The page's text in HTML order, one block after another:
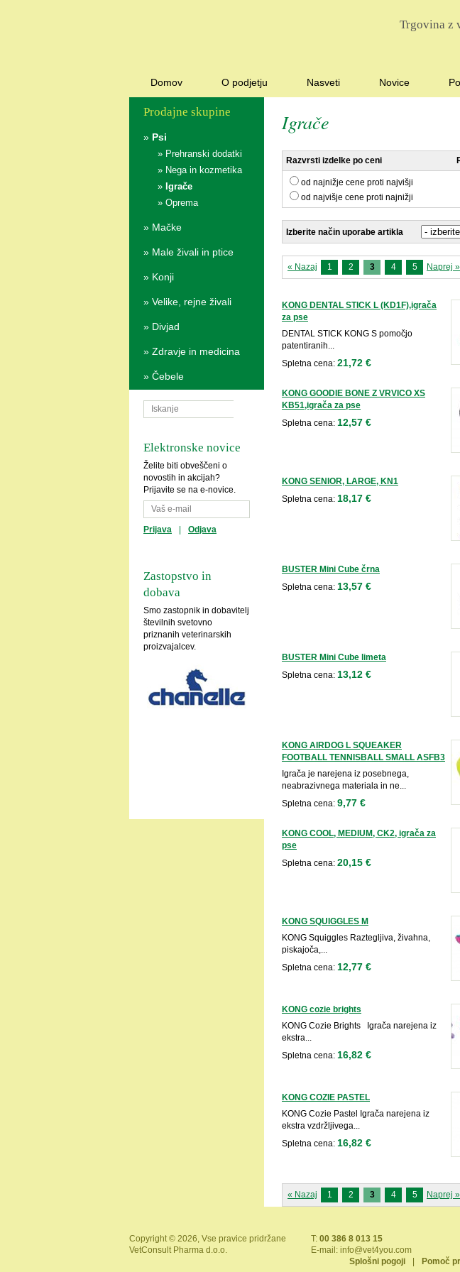
Trgovina z
Domov O podjetju Nasveti Novice
Prodajne skupine
» Psi
» Prehranski dodatki
» Nega in kozmetika
» Igrače
» Oprema
» Mačke
» Male živali in ptice
» Konji
» Velike, rejne živali
» Divjad
» Zdravje in medicina
» Čebele
Elektronske novice
Želite biti obveščeni o
novostih in akcijah?
Prijavite se na e-novice.
Prijava Odjava
Zastopstvo in
dobava
Smo zastopnik in dobavitelj
številnih svetovno
priznanih veterinarskih
proizvajalcev.
Igrače
Razvrsti izdelke po ceni
od najnižje cene proti najvišji
od najvišje cene proti najnižji
Izberite način uporabe artikla
« Nazaj 1 2 3 4 5 Naprej »
KONG DENTAL STICK L (KD1F),igrača
za pse
DENTAL STICK KONG S pomočjo
patentiranih...
Spletna cena: 21,72 €
KONG GOODIE BONE Z VRVICO XS
KB51,igrača za pse
Spletna cena: 12,57 €
KONG SENIOR, LARGE, KN1
Spletna cena: 18,17 €
BUSTER Mini Cube črna
Spletna cena: 13,57 €
BUSTER Mini Cube limeta
Spletna cena: 13,12 €
KONG AIRDOG L SQUEAKER
FOOTBALL TENNISBALL SMALL ASFB3
Igrača je narejena iz posebnega,
neabrazivnega materiala in ne...
Spletna cena: 9,77 €
KONG COOL, MEDIUM, CK2, igrača za
pse
Spletna cena: 20,15 €
KONG SQUIGGLES M
KONG Squiggles Raztegljiva, živahna,
piskajoča,...
Spletna cena: 12,77 €
KONG cozie brights
KONG Cozie Brights Igrača narejena iz
ekstra...
Spletna cena: 16,82 €
KONG COZIE PASTEL
KONG Cozie Pastel Igrača narejena iz
ekstra vzdržljivega...
Spletna cena: 16,82 €
« Nazaj 1 2 3 4 5 Naprej »
Copyright © 2026, Vse pravice pridržane
VetConsult Pharma d.o.o.
T: 00 386 8 013 15
E-mail: info@vet4you.com
Splošni pogoji
Pomoč